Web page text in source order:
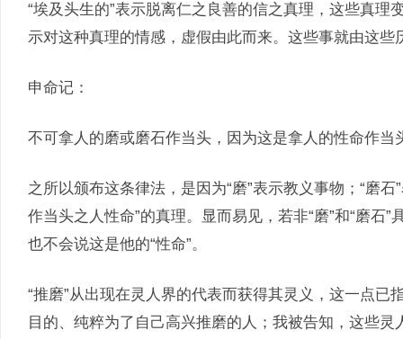
“埃及头生的”表示脱离仁之良善的信之真理，这些真理
示对这种真理的情感，虚假由此而来。这些事就由这些
申命记：
不可拿人的磨或磨石作当头，因为这是拿人的性命作当
之所以颁布这条律法，是因为“磨”表示教义事物；“磨
作当头之人性命”的真理。显而易见，若非“磨”和“磨石
也不会说这是他的“性命”。
“推磨”从出现在灵人界的代表而获得其灵义，这一点已
目的、纯粹为了自己高兴推磨的人；我被告知，这些